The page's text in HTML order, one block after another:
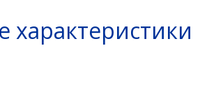
характеристики